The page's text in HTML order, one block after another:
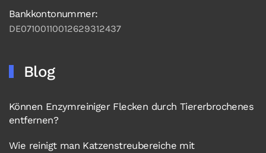
Bankkontonummer:
DE07100110012629312437
Blog
Können Enzymreiniger Flecken durch Tiererbrochenes
entfernen?
Wie reinigt man Katzenstreubereiche mit